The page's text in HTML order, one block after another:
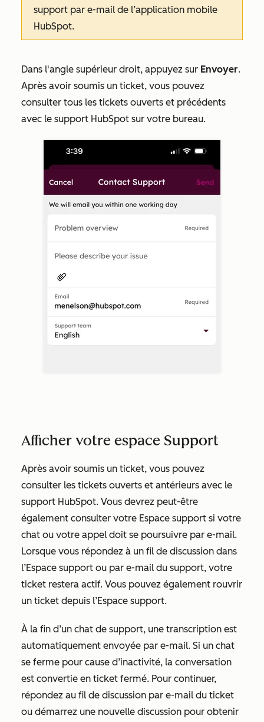
support par e-mail de l’application mobile
HubSpot.
Dans l'angle supérieur droit, appuyez sur Envoyer.
Après avoir soumis un ticket, vous pouvez
consulter tous les tickets ouverts et précédents
avec le support HubSpot sur votre bureau.
Afficher votre espace Support
Après avoir soumis un ticket, vous pouvez
consulter les tickets ouverts et antérieurs avec le
support HubSpot. Vous devrez peut-être
également consulter votre Espace support si votre
chat ou votre appel doit se poursuivre par e-mail.
Lorsque vous répondez à un fil de discussion dans
l’Espace support ou par e-mail du support, votre
ticket restera actif. Vous pouvez également rouvrir
un ticket depuis l’Espace support.
À la fin d’un chat de support, une transcription est
automatiquement envoyée par e-mail. Si un chat
se ferme pour cause d’inactivité, la conversation
est convertie en ticket fermé. Pour continuer,
répondez au fil de discussion par e-mail du ticket
ou démarrez une nouvelle discussion pour obtenir